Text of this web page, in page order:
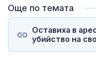
Още по темата
Оставиха в
убийство на